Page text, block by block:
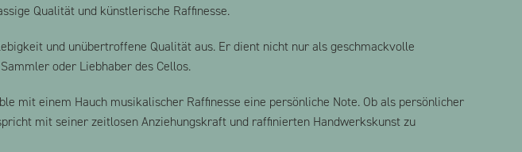
Qualität und künstlerische Raffinesse.
und unübertroffene Qualität aus. Er dient nicht nur als geschmackvolle
oder Liebhaber des Cellos.
mit einem Hauch musikalischer Raffinesse eine persönliche Note. Ob als persönlicher
mit seiner zeitlosen Anziehungskraft und raffinierten Handwerkskunst zu